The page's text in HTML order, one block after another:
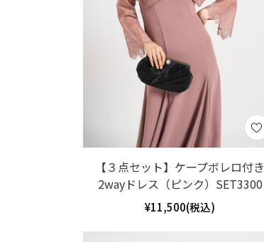
【３点セット】ケープボレロ付き
2wayドレス（ピンク）SET3300
¥11,500(税込)